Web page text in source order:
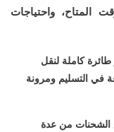
المتاح، واحتياجات
كاملة لنقل
في التسليم ومرونة
الشحنات من عدة